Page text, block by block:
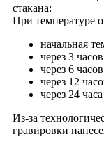
стакана:
При температуре
начальная
через 3
через 6
через 12
через 24
Из-за
гравировки